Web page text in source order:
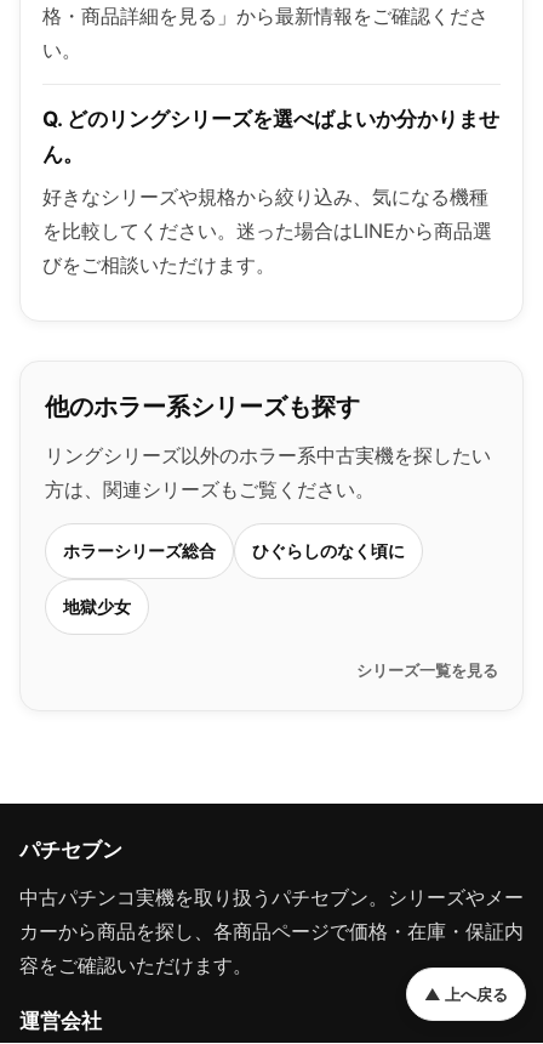
格・商品詳細を見る」から最新情報をご確認くださ
い。
Q. どのリングシリーズを選べばよいか分かりませ
ん。
好きなシリーズや規格から絞り込み、気になる機種
を比較してください。迷った場合はLINEから商品選
びをご相談いただけます。
他のホラー系シリーズも探す
リングシリーズ以外のホラー系中古実機を探したい
方は、関連シリーズもご覧ください。
ホラーシリーズ総合 ひぐらしのなく頃に
地獄少女
シリーズ一覧を見る
▲ 上へ戻る
パチセブン
中古パチンコ実機を取り扱うパチセブン。シリーズやメー
カーから商品を探し、各商品ページで価格・在庫・保証内
容をご確認いただけます。
運営会社